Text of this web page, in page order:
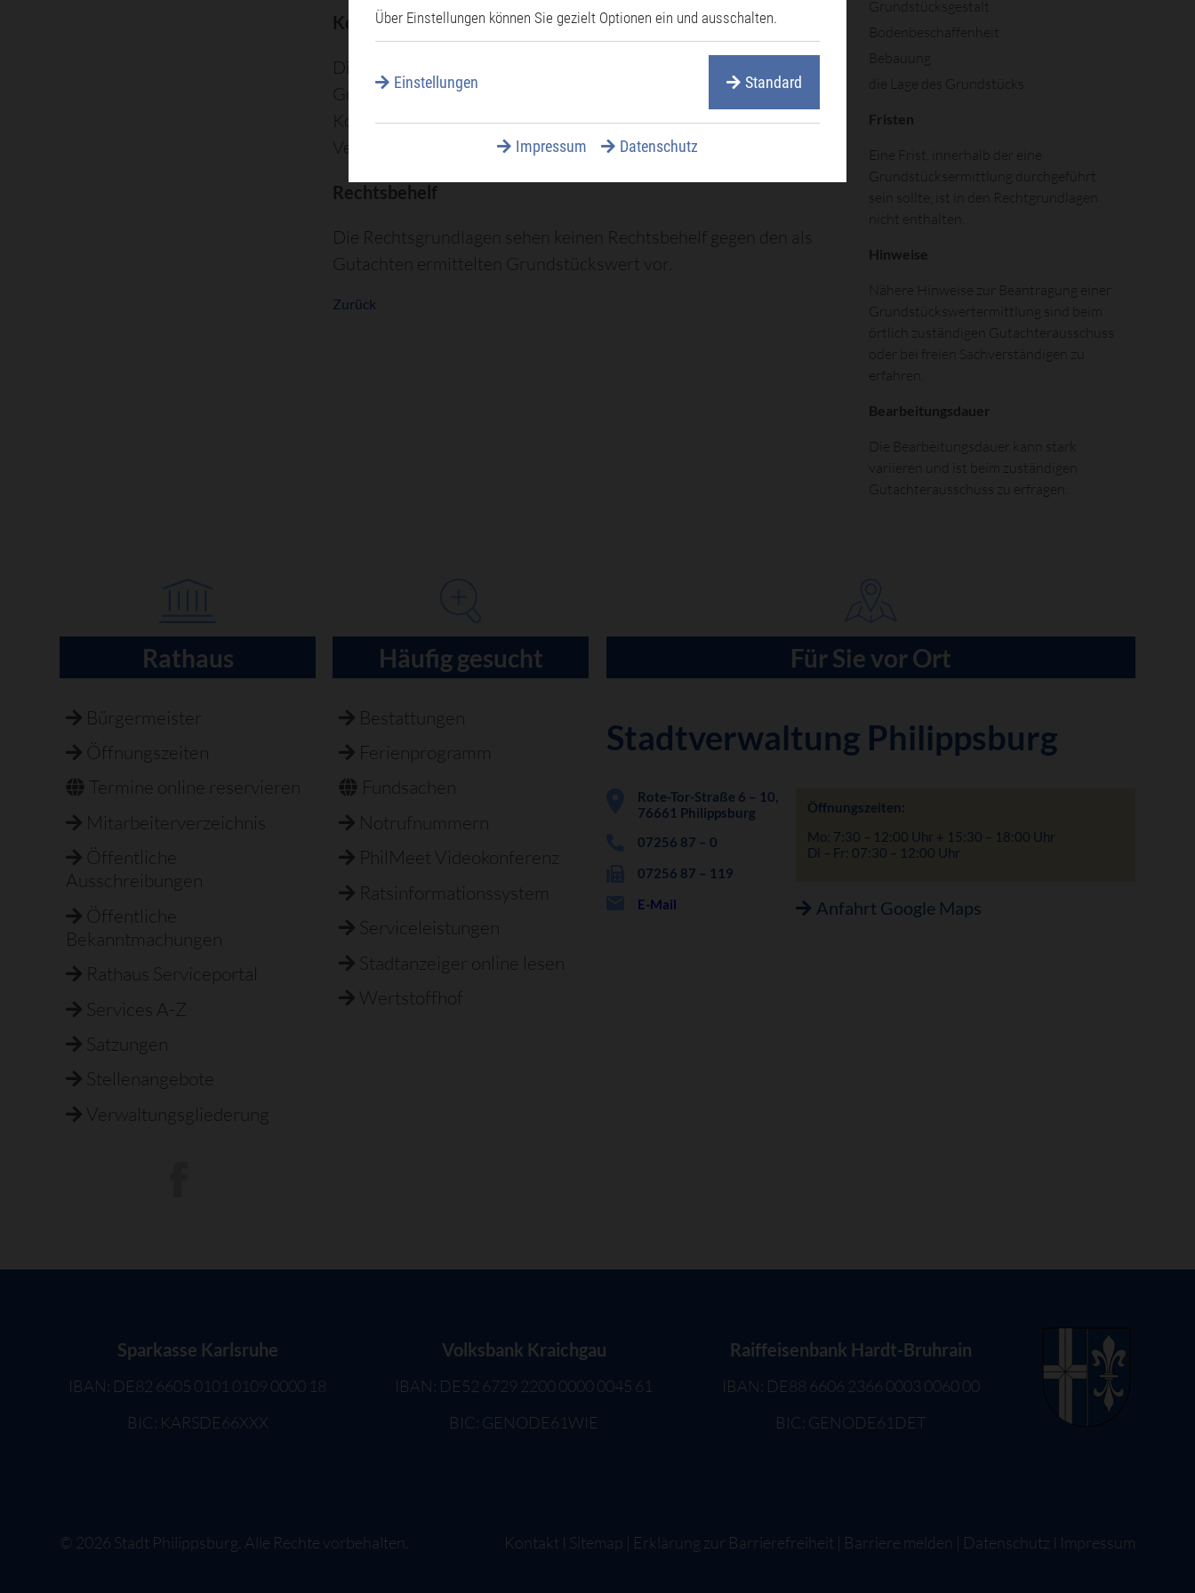
Kosten
Die anfallenden Gebühren richten sich nach dem Wert, den das
Gutachten ermittelt hat und werden auf Grundlage des
Kommunalabgabengesetzes nach der jeweiligen
Verwaltungsgebührensatzung der Stadt/Gemeinde bemessen.
Rechtsbehelf
Die Rechtsgrundlagen sehen keinen Rechtsbehelf gegen den als
Gutachten ermittelten Grundstückswert vor.
Zurück
Grundstücksgestalt
Bodenbeschaffenheit
Bebauung
die Lage des Grundstücks
Fristen
Eine Frist, innerhalb der eine
Grundstücksermittlung durchgeführt
sein sollte, ist in den Rechtgrundlagen
nicht enthalten.
Hinweise
Nähere Hinweise zur Beantragung einer
Grundstückswertermittlung sind beim
örtlich zuständigen Gutachterausschuss
oder bei freien Sachverständigen zu
erfahren.
Bearbeitungsdauer
Die Bearbeitungsdauer kann stark
variieren und ist beim zuständigen
Gutachterausschuss zu erfragen.
Rathaus
Bürgermeister
Öffnungszeiten
Termine online reservieren
Mitarbeiterverzeichnis
Öffentliche
Ausschreibungen
Öffentliche
Bekanntmachungen
Rathaus Serviceportal
Services A-Z
Satzungen
Stellenangebote
Verwaltungsgliederung
Häufig gesucht
Bestattungen
Ferienprogramm
Fundsachen
Notrufnummern
PhilMeet Videokonferenz
Ratsinformationssystem
Serviceleistungen
Stadtanzeiger online lesen
Wertstoffhof
Für Sie vor Ort
Stadtverwaltung Philippsburg
Rote-Tor-Straße 6 – 10,
76661 Philippsburg
07256 87 – 0
07256 87 – 119
E-Mail
Öffnungszeiten:
Mo: 7:30 – 12:00 Uhr + 15:30 – 18:00 Uhr
Di – Fr: 07:30 – 12:00 Uhr
Anfahrt Google Maps
Sparkasse Karlsruhe
IBAN: DE82 6605 0101 0109 0000 18
BIC: KARSDE66XXX
Volksbank Kraichgau
IBAN: DE52 6729 2200 0000 0045 61
BIC: GENODE61WIE
Raiffeisenbank Hardt-Bruhrain
IBAN: DE88 6606 2366 0003 0060 00
BIC: GENODE61DET
© 2026 Stadt Philippsburg. Alle Rechte vorbehalten. Kontakt I Sitemap Erklärung zur Barrierefreiheit Barriere melden Datenschutz I Impressum
Über Einstellungen können Sie gezielt Optionen ein und ausschalten.
Einstellungen Standard
Impressum Datenschutz